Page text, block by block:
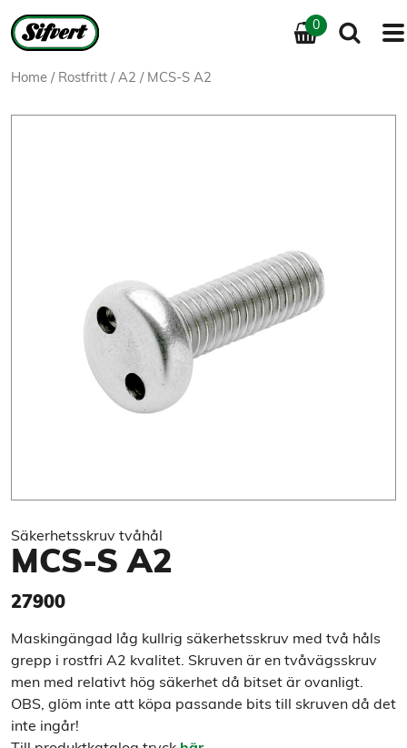
0
Home / Rostfritt / A2 / MCS-S A2
Säkerhetsskruv tvåhål
MCS-S A2
27900
Maskingängad låg kullrig säkerhetsskruv med två håls
grepp i rostfri A2 kvalitet. Skruven är en tvåvägsskruv
men med relativt hög säkerhet då bitset är ovanligt.
OBS, glöm inte att köpa passande bits till skruven då det
inte ingår!